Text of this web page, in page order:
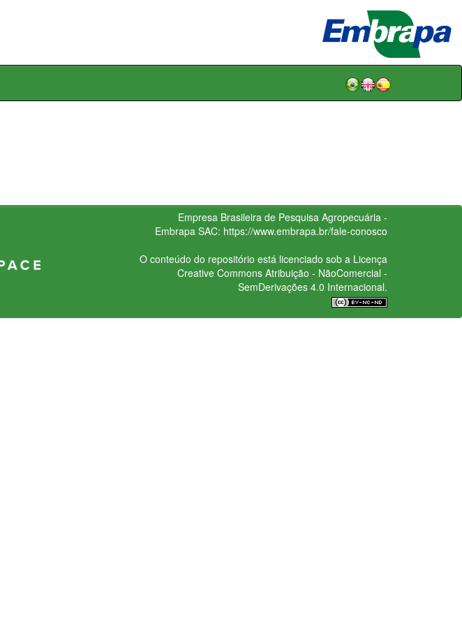
Empresa Brasileira de Pesquisa Agropecuária -
Embrapa SAC: https://www.embrapa.br/fale-conosco
O conteúdo do repositório está licenciado sob a Licença
Creative CommonsAtribuição - NãoComercial -
SemDerivações 4.0 Internacional.